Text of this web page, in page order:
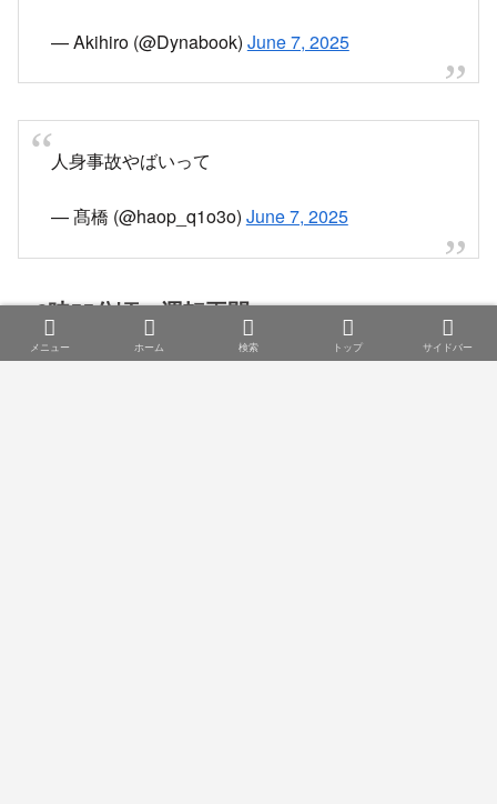
— Akihiro (@Dynabook) June 7, 2025
人身事故やばいって
— 髙橋 (@haop_q1o3o) June 7, 2025
6時55分頃 運転再開
メニュー ホーム 検索 トップ サイドバー